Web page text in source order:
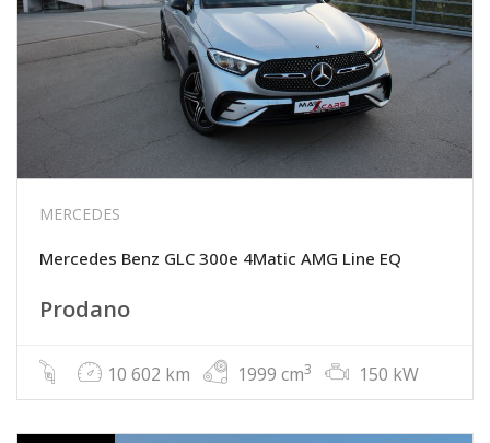
MERCEDES
Mercedes Benz GLC 300e 4Matic AMG Line EQ
Prodano
10 602 km 1999 cm3 150 kW